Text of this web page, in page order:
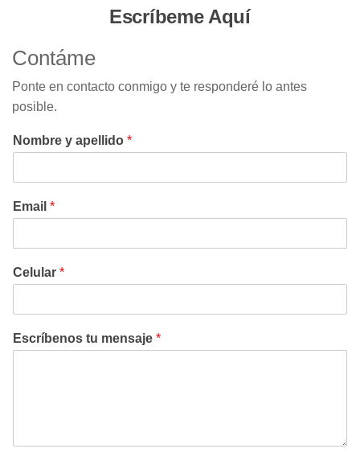
Escríbeme Aquí
Contáme
Ponte en contacto conmigo y te responderé lo antes
posible.
Nombre y apellido *
Email *
Celular *
Escríbenos tu mensaje *